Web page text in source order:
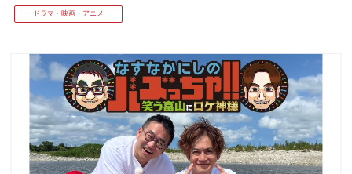
ドラマ・映画・アニメ